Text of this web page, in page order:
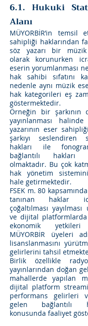
6.1. Hukuki
Alanı
MÜYORBİR’in
sahipliği haklarından
söz yazarı bir
olarak korunurken
eserin yorumlanması
hak sahibi sıfatını
nedenle aynı müzik
hak kategorileri eş
göstermektedir.
Örneğin bir şarkının
yayınlanması
yazarının eser
şarkıyı seslendiren
hakları ile
bağlantılı hakları
olmaktadır. Bu çok
hak yönetim
hale getirmektedir.
FSEK m. 80
tanınan haklar
çoğaltılması
ve dijital platformlarda
ekonomik yetkileri
MÜYORBİR üyeleri
lisanslanmasını
gelirlerini tahsil
Birlik özellikle
yayınlarından doğan
mahallerde yapılan
dijital platform
performans gelirleri
gelen bağlantılı
konusunda faaliyet